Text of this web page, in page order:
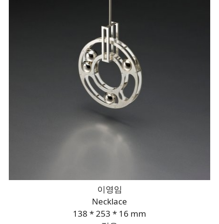
이영임
Necklace
138 * 253 * 16 mm